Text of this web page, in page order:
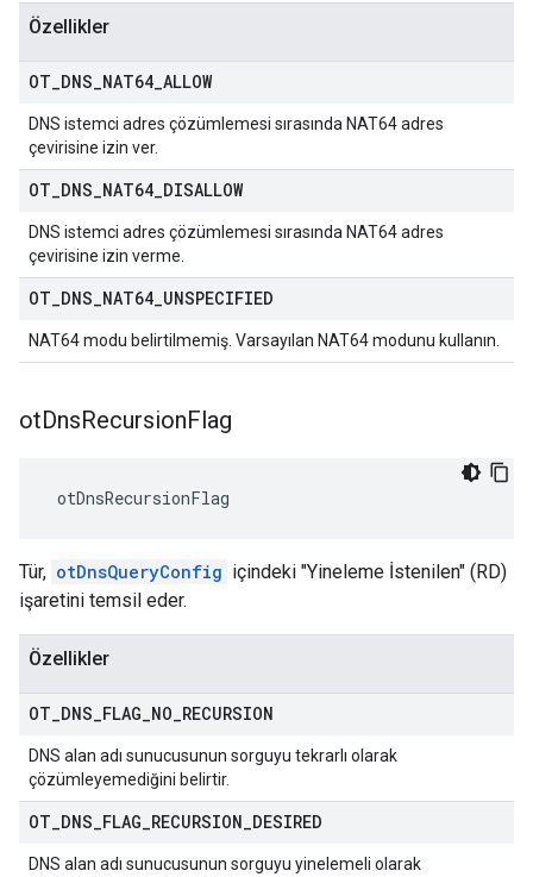
Özellikler
OT DNS NAT64 ALLOW
DNS istemci adres çözümlemesi sırasında NAT64 adres
çevirisine izin ver.
OT DNS NAT64 DISALLOW
DNS istemci adres çözümlemesi sırasında NAT64 adres
çevirisine izin verme.
OT DNS NAT64 UNSPECIFIED
NAT64 modu belirtilmemiş. Varsayılan NAT64 modunu kullanın.
otDnsRecursionFlag
otDnsRecursionFlag
Tür, otDnsQueryConfig içindeki "Yineleme İstenilen" (RD)
işaretini temsil eder.
Özellikler
OT DNS FLAG NO RECURSION
DNS alan adı sunucusunun sorguyu tekrarlı olarak
çözümleyemediğini belirtir.
OT DNS FLAG RECURSION DESIRED
DNS alan adı sunucusunun sorguyu yinelemeli olarak